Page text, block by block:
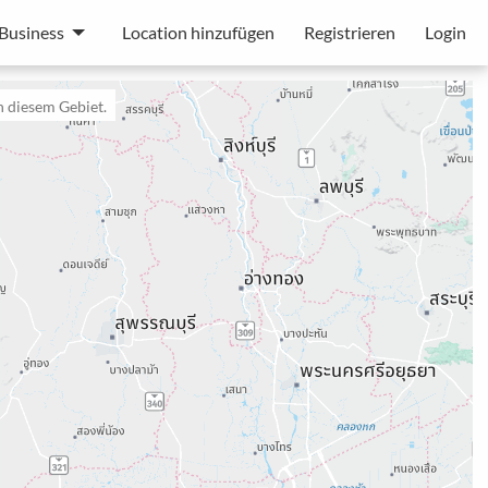
Business Location hinzufügen Registrieren Login
diesem Gebiet.